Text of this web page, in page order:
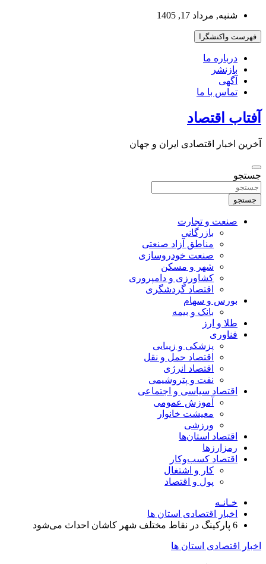
بروید
شنبه, مرداد 17, 1405
فهرست واکنشگرا
درباره ما
بازنشر
آگهی
تماس با ما
آفتاب اقتصاد
آخرین اخبار اقتصادی ایران و جهان
جستجو
جستجو
صنعت و تجارت
بازرگانی
مناطق آزاد صنعتی
صنعت خودروسازی
شهر و مسکن
کشاورزی و دامپروری
اقتصاد گردشگری
بورس و سهام
بانک و بیمه
طلا و ارز
فناوری
پزشکی و زیبایی
اقتصاد حمل و نقل
اقتصاد انرژی
نفت و پتروشیمی
اقتصاد سیاسی و اجتماعی
آموزش عمومی
معیشت خانوار
ورزشی
اقتصاد استان‌ها
رمزارزها
اقتصاد کسب‌و‌کار
کار و اشتغال
پول و اقتصاد
خـانـه
اخبار اقتصادی استان ها
6 پارکینگ در نقاط مختلف شهر کاشان احداث می‌شود
اخبار اقتصادی استان ها